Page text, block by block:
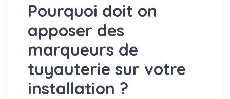
Pourquoi doit on
apposer des
marqueurs de
tuyauterie sur votre
installation ?